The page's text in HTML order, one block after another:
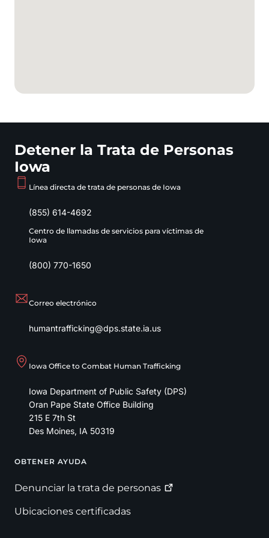
Detener la Trata de Personas
Iowa
Línea directa de trata de personas de Iowa
(855) 614-4692
Centro de llamadas de servicios para víctimas de
Iowa
(800) 770-1650
Correo electrónico
humantrafficking@dps.state.ia.us
Iowa Office to Combat Human Trafficking
Iowa Department of Public Safety (DPS)
Oran Pape State Office Building
215 E 7th St
Des Moines, IA 50319
Footer
OBTENER AYUDA
Denunciar la trata de personas
Ubicaciones certificadas